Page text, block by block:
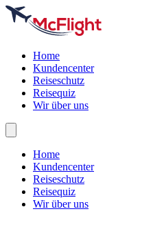
Home
Kundencenter
Reiseschutz
Reisequiz
Wir über uns
Home
Kundencenter
Reiseschutz
Reisequiz
Wir über uns